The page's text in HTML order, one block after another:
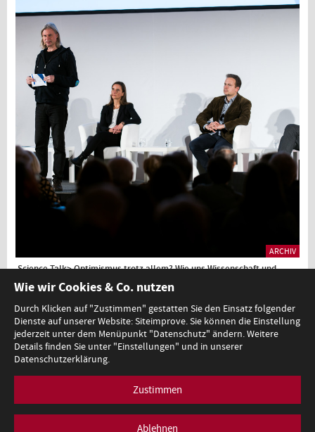
ARCHIV
Science Talk> Optimismus trotz allem? Wie uns Wissenschaft und
Forschung dabei helfen können. 23.1.2023, Audiomitschnitt
1
Datenschutz Barrierefreiheitserklärung
Wie wir Cookies & Co. nutzen
Durch Klicken auf "Zustimmen" gestatten Sie den Einsatz folgender
Dienste auf unserer Website: Siteimprove. Sie können die Einstellung
jederzeit unter dem Menüpunkt "Datenschutz" ändern. Weitere
Details finden Sie unter "Einstellungen" und in unserer
Datenschutzerklärung.
Zustimmen
Ablehnen